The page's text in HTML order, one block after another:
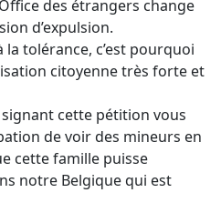
des étrangers change
d’expulsion.
la tolérance, c’est pourquoi
citoyenne très forte et
cette pétition vous
de voir des mineurs en
cette famille puisse
notre Belgique qui est